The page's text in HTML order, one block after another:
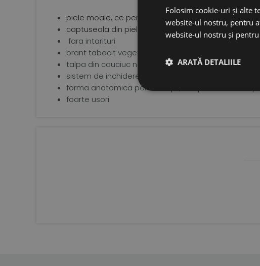
piele moale, ce permite aerisirea optima a
captuseala din piele naturala fara crom, tabacita
fara intarituri
brant tabacit vegetal
talpa din cauciuc natural de 3 mm, extrem de
sistem de inchidere tip velcro pentru o fixare
forma anatomica pentru copii, cu spatiu suficient
foarte usori
Folosim cookie-uri și alte
website-ul nostru, pentru
website-ul nostru și
ARATĂ DETALIILE